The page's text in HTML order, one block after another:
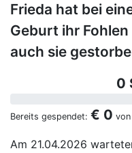
Frieda hat bei
Geburt ihr
auch sie
0
Bereits gespendet: € 0 von
Am 21.04.2026